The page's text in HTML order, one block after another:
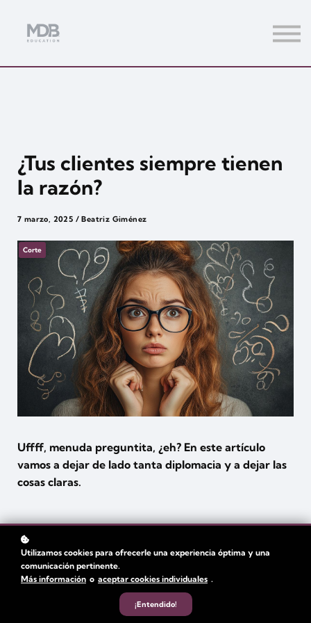
¿Tus clientes siempre tienen
la razón?
7 marzo, 2025 / Beatriz Giménez
Corte
Uffff, menuda preguntita, ¿eh? En este artículo
vamos a dejar de lado tanta diplomacia y a dejar las
cosas claras.
Utilizamos cookies para ofrecerle una experiencia óptima y una
comunicación pertinente.
Más información o aceptar cookies individuales .
¡Entendido!